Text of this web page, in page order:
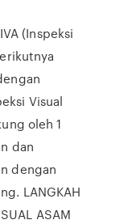
(Inspeksi
Visual
oleh 1
dan
dengan
LANGKAH
ASAM